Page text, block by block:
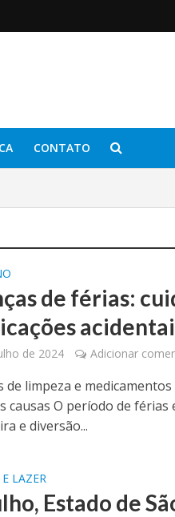
CONTATO
de férias:
de 2024 Adicionar
de limpeza e
causas O período de
e diversão...
LAZER
Estado de